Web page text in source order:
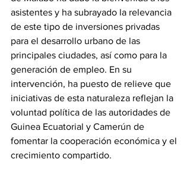
asistentes y ha subrayado la relevancia
de este tipo de inversiones privadas
para el desarrollo urbano de las
principales ciudades, así como para la
generación de empleo. En su
intervención, ha puesto de relieve que
iniciativas de esta naturaleza reflejan la
voluntad política de las autoridades de
Guinea Ecuatorial y Camerún de
fomentar la cooperación económica y el
crecimiento compartido.